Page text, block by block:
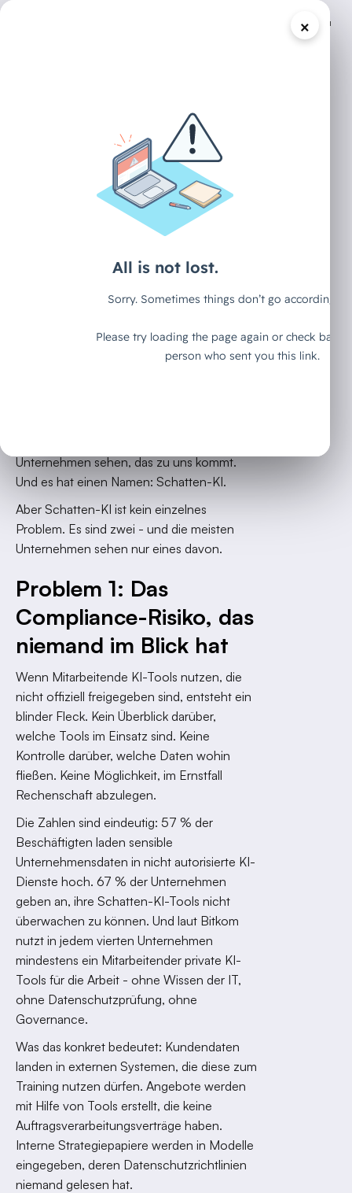
×
Schatten-KI im
Mittelstand: Zwei
Probleme, die die
meisten
übersehen
90 % der Mitarbeitenden haben Zugang zu
Unternehmen sehen, das zu uns kommt.
Und es hat einen Namen: Schatten-KI.
Aber Schatten-KI ist kein einzelnes
Problem. Es sind zwei - und die meisten
Unternehmen sehen nur eines davon.
Problem 1: Das
Compliance-Risiko, das
niemand im Blick hat
Wenn Mitarbeitende KI-Tools nutzen, die
nicht offiziell freigegeben sind, entsteht ein
blinder Fleck. Kein Überblick darüber,
welche Tools im Einsatz sind. Keine
Kontrolle darüber, welche Daten wohin
fließen. Keine Möglichkeit, im Ernstfall
Rechenschaft abzulegen.
Die Zahlen sind eindeutig: 57 % der
Beschäftigten laden sensible
Unternehmensdaten in nicht autorisierte KI-
Dienste hoch. 67 % der Unternehmen
geben an, ihre Schatten-KI-Tools nicht
überwachen zu können. Und laut Bitkom
nutzt in jedem vierten Unternehmen
mindestens ein Mitarbeitender private KI-
Tools für die Arbeit - ohne Wissen der IT,
ohne Datenschutzprüfung, ohne
Governance.
Was das konkret bedeutet: Kundendaten
landen in externen Systemen, die diese zum
Training nutzen dürfen. Angebote werden
mit Hilfe von Tools erstellt, die keine
Auftragsverarbeitungsverträge haben.
Interne Strategiepapiere werden in Modelle
eingegeben, deren Datenschutzrichtlinien
niemand gelesen hat.